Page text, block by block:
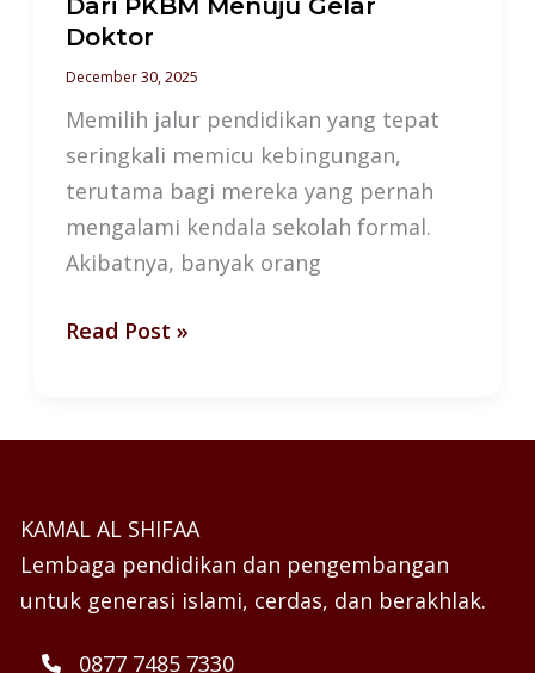
Dari PKBM Menuju Gelar
Doktor
December 30, 2025
Memilih jalur pendidikan yang tepat
seringkali memicu kebingungan,
terutama bagi mereka yang pernah
mengalami kendala sekolah formal.
Akibatnya, banyak orang
Read Post »
KAMAL AL SHIFAA
Lembaga pendidikan dan pengembangan
untuk generasi islami, cerdas, dan berakhlak.
0877 7485 7330